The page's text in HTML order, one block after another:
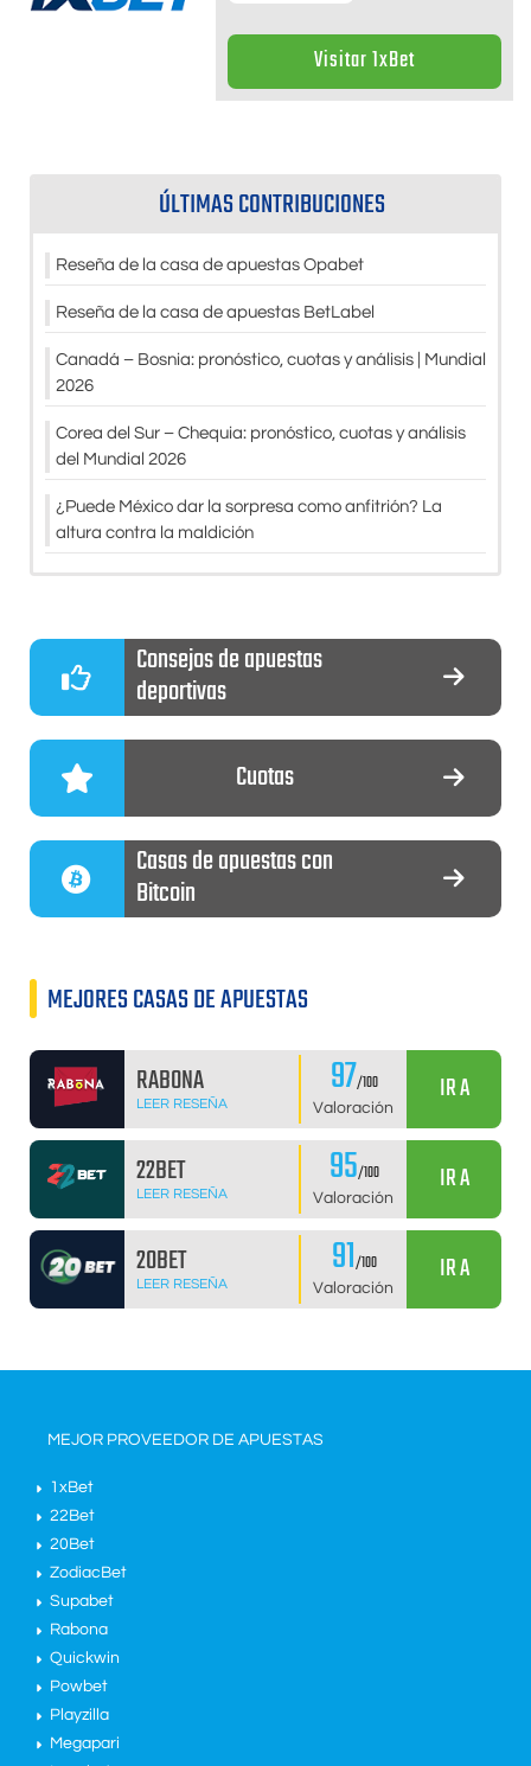
Visitar 1xBet
ÚLTIMAS CONTRIBUCIONES
Reseña de la casa de apuestas Opabet
Reseña de la casa de apuestas BetLabel
Canadá – Bosnia: pronóstico, cuotas y análisis | Mundial
2026
Corea del Sur – Chequia: pronóstico, cuotas y análisis
del Mundial 2026
¿Puede México dar la sorpresa como anfitrión? La
altura contra la maldición
Consejos de apuestas
deportivas
Cuotas
Casas de apuestas con
Bitcoin
MEJORES CASAS DE APUESTAS
RABONA
LEER RESEÑA 97/100
Valoración
IR A
22BET
LEER RESEÑA 95/100
Valoración
IR A
20BET
LEER RESEÑA 91/100
Valoración
IR A
MEJOR PROVEEDOR DE APUESTAS
1xBet
22Bet
20Bet
ZodiacBet
Supabet
Rabona
Quickwin
Powbet
Playzilla
Megapari